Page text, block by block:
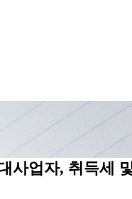
사업자, 취득세